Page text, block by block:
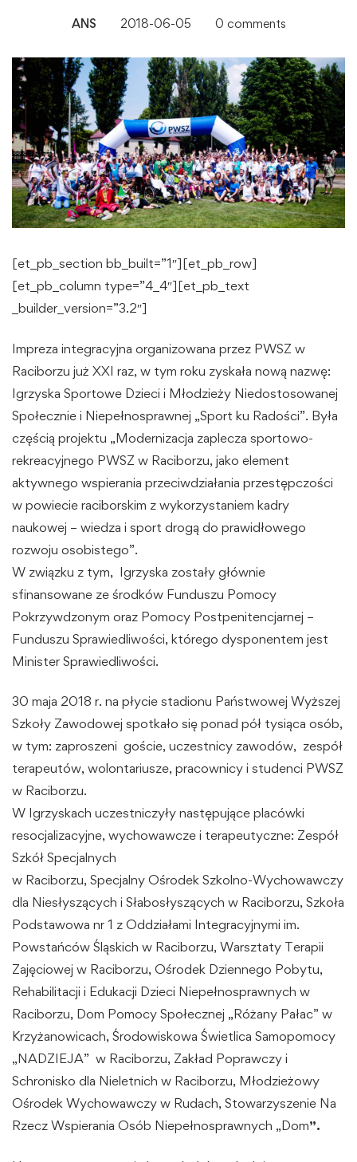
ANS 2018-06-05 0 comments
[et_pb_section bb_built=”1″][et_pb_row]
[et_pb_column type=”4_4″][et_pb_text
_builder_version=”3.2″]
Impreza integracyjna organizowana przez PWSZ w
Raciborzu już XXI raz, w tym roku zyskała nową nazwę:
Igrzyska Sportowe Dzieci i Młodzieży Niedostosowanej
Społecznie i Niepełnosprawnej „Sport ku Radości”. Była
częścią projektu „Modernizacja zaplecza sportowo-
rekreacyjnego PWSZ w Raciborzu, jako element
aktywnego wspierania przeciwdziałania przestępczości
w powiecie raciborskim z wykorzystaniem kadry
naukowej – wiedza i sport drogą do prawidłowego
rozwoju osobistego”.
W związku z tym, Igrzyska zostały głównie
sfinansowane ze środków Funduszu Pomocy
Pokrzywdzonym oraz Pomocy Postpenitencjarnej –
Funduszu Sprawiedliwości, którego dysponentem jest
Minister Sprawiedliwości.
30 maja 2018 r. na płycie stadionu Państwowej Wyższej
Szkoły Zawodowej spotkało się ponad pół tysiąca osób,
w tym: zaproszeni goście, uczestnicy zawodów, zespół
terapeutów, wolontariusze, pracownicy i studenci PWSZ
w Raciborzu.
W Igrzyskach uczestniczyły następujące placówki
resocjalizacyjne, wychowawcze i terapeutyczne: Zespół
Szkół Specjalnych
w Raciborzu, Specjalny Ośrodek Szkolno-Wychowawczy
dla Niesłyszących i Słabosłyszących w Raciborzu, Szkoła
Podstawowa nr 1 z Oddziałami Integracyjnymi im.
Powstańców Śląskich w Raciborzu, Warsztaty Terapii
Zajęciowej w Raciborzu, Ośrodek Dziennego Pobytu,
Rehabilitacji i Edukacji Dzieci Niepełnosprawnych w
Raciborzu, Dom Pomocy Społecznej „Różany Pałac” w
Krzyżanowicach, Środowiskowa Świetlica Samopomocy
„NADZIEJA” w Raciborzu, Zakład Poprawczy i
Schronisko dla Nieletnich w Raciborzu, Młodzieżowy
Ośrodek Wychowawczy w Rudach, Stowarzyszenie Na
Rzecz Wspierania Osób Niepełnosprawnych „Dom”.